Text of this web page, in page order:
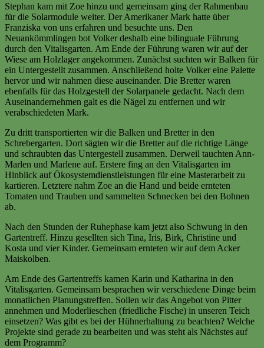
Stephan kam mit Zoe hinzu und gemeinsam ging der Rahmenbau
für die Solarmodule weiter. Der Amerikaner Mark hatte über
Franziska von uns erfahren und besuchte uns. Den
Neuankömmlingen bot Volker deshalb eine bilinguale Führung
durch den Vitalisgarten. Am Ende der Führung waren wir auf der
Wiese am Holzlager angekommen. Zunächst suchten wir Balken für
ein Untergestellt zusammen. Anschließend holte Volker eine Palette
hervor und wir nahmen diese auseinander. Die Bretter waren
ebenfalls für das Holzgestell der Solarpanele gedacht. Nach dem
Auseinandernehmen galt es die Nägel zu entfernen und wir
verabschiedeten Mark.
Zu dritt transportierten wir die Balken und Bretter in den
Schrebergarten. Dort sägten wir die Bretter auf die richtige Länge
und schraubten das Untergestell zusammen. Derweil tauchten Ann-
Marlen und Marlene auf. Erstere fing an den Vitalisgarten im
Hinblick auf Ökosystemdienstleistungen für eine Masterarbeit zu
kartieren. Letztere nahm Zoe an die Hand und beide ernteten
Tomaten und Trauben und sammelten Schnecken bei den Bohnen
ab.
Nach den Stunden der Ruhephase kam jetzt also Schwung in den
Gartentreff. Hinzu gesellten sich Tina, Iris, Birk, Christine und
Kosta und vier Kinder. Gemeinsam ernteten wir auf dem Acker
Maiskolben.
Am Ende des Gartentreffs kamen Karin und Katharina in den
Vitalisgarten. Gemeinsam besprachen wir verschiedene Dinge beim
monatlichen Planungstreffen. Sollen wir das Angebot von Pitter
annehmen und Moderlieschen (friedliche Fische) in unseren Teich
einsetzen? Was gibt es bei der Hühnerhaltung zu beachten? Welche
Projekte sind gerade zu bearbeiten und was steht als Nächstes auf
dem Programm?